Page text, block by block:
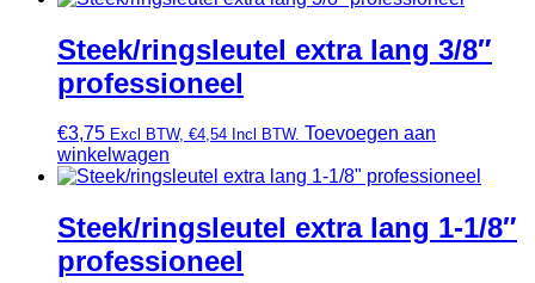
Steek/ringsleutel extra lang 3/8″
professioneel
€3,75 Excl BTW, €4,54 Incl BTW. Toevoegen aan
winkelwagen
Steek/ringsleutel extra lang 1-1/8″
professioneel